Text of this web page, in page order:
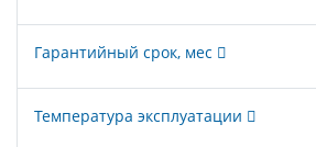
Гарантийный срок, мес
Температура эксплуатации